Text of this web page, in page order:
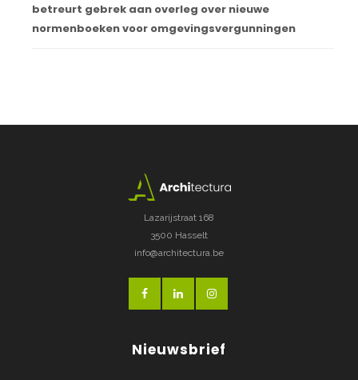
betreurt gebrek aan overleg over nieuwe
normenboeken voor omgevingsvergunningen
Lazarijstraat 168
3500 Hasselt
info@architectura.be
Nieuwsbrief